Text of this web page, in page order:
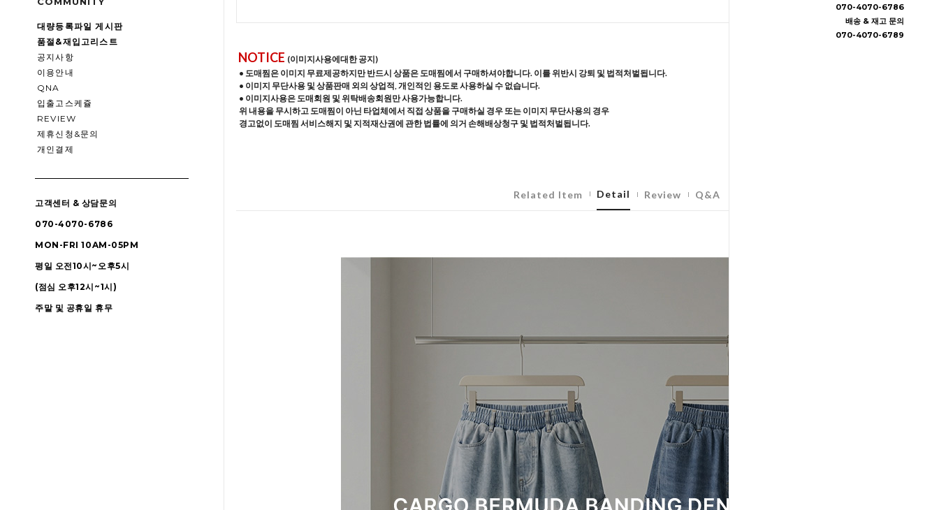
대량등록파일 게시판
품절&재입고리스트
공지사항
이용안내
QNA
입출고스케쥴
REVIEW
제휴신청&문의
개인결제
고객센터 & 상담문의
070-4070-6786
MON-FRI 10AM-05PM
평일 오전10시~오후5시
(점심 오후12시~1시)
주말 및 공휴일 휴무
070-4070-6786
배송 & 재고 문의
070-4070-6789
NOTICE (이미지사용에대한 공지)
• 도매찜은 이미지 무료제공하지만 반드시 상품은 도매찜에서 구매하셔야합니다. 이를 위반시 강퇴 및 법적처벌됩니다.
• 이미지 무단사용 및 상품판매 외의 상업적, 개인적인 용도로 사용하실 수 없습니다.
• 이미지사용은 도매회원 및 위탁배송회원만 사용가능합니다.
위 내용을 무시하고 도매찜이 아닌 타업체에서 직접 상품을 구매하실 경우 또는 이미지 무단사용의 경우
경고없이 도매찜 서비스해지 및 지적재산권에 관한 법률에 의거 손해배상청구 및 법적처벌됩니다.
Related Item Detail Review Q&A